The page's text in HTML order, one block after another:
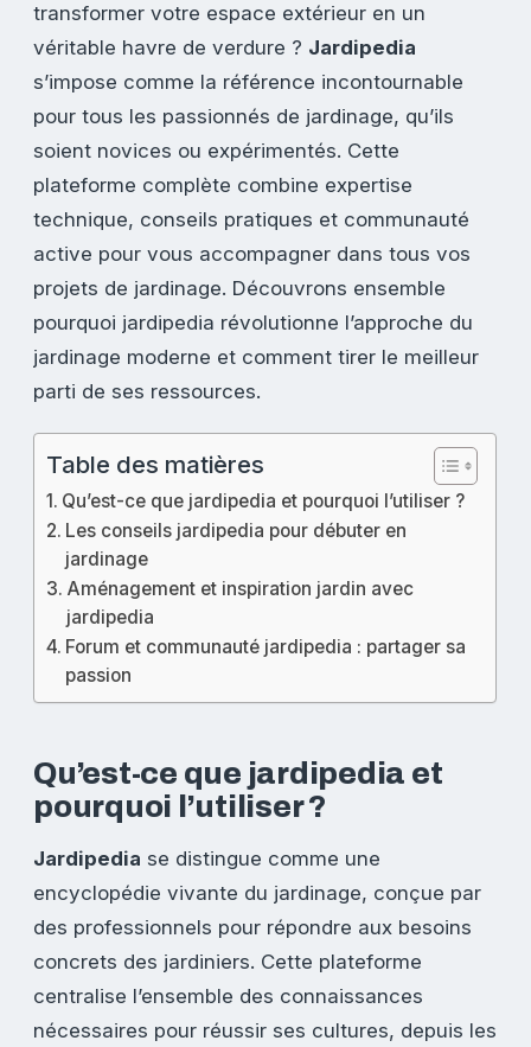
transformer votre espace extérieur en un
véritable havre de verdure ? Jardipedia
s’impose comme la référence incontournable
pour tous les passionnés de jardinage, qu’ils
soient novices ou expérimentés. Cette
plateforme complète combine expertise
technique, conseils pratiques et communauté
active pour vous accompagner dans tous vos
projets de jardinage. Découvrons ensemble
pourquoi jardipedia révolutionne l’approche du
jardinage moderne et comment tirer le meilleur
parti de ses ressources.
Table des matières
Qu’est-ce que jardipedia et pourquoi l’utiliser ?
Les conseils jardipedia pour débuter en
jardinage
Aménagement et inspiration jardin avec
jardipedia
Forum et communauté jardipedia : partager sa
passion
Qu’est-ce que jardipedia et
pourquoi l’utiliser ?
Jardipedia se distingue comme une
encyclopédie vivante du jardinage, conçue par
des professionnels pour répondre aux besoins
concrets des jardiniers. Cette plateforme
centralise l’ensemble des connaissances
nécessaires pour réussir ses cultures, depuis les